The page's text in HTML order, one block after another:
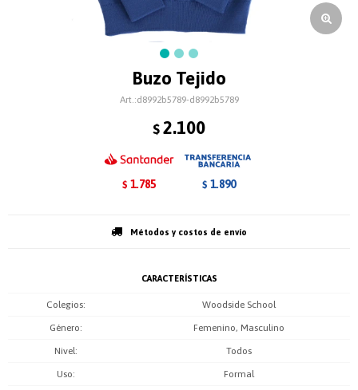
Buzo Tejido
d8992b5789-d8992b5789
$ 2.100
$ 1.785 $ 1.890
Métodos y costos de envío
CARACTERÍSTICAS
Colegios Woodside School
Género Femenino, Masculino
Nivel Todos
Uso Formal